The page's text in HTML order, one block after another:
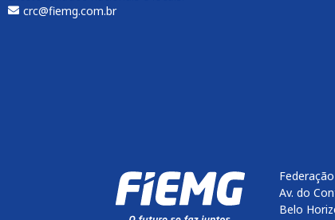
crc@fiemg.com.br
Av. do
Belo